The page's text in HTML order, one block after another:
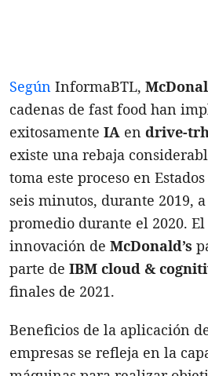
Según InformaBTL,
cadenas de fast food han
exitosamente IA en drive-
existe una rebaja
toma este proceso en
seis minutos, durante 2019,
promedio durante el 2020.
innovación de McDonald’s
parte de IBM cloud &
finales de 2021.
Beneficios de la aplicación
empresas se refleja en la